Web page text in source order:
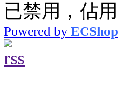
已禁用，佔
Powered by ECShop